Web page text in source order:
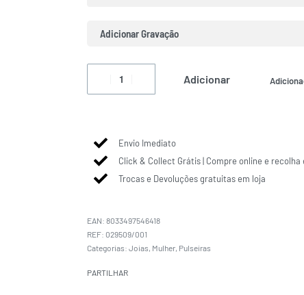
Adicionar Gravação
Adicionar
Envio Imediato
Click & Collect Grátis | Compre online e recolha
Trocas e Devoluções gratuitas em loja
EAN:8033497546418
029509/001
Categorias:Joias, Mulher, Pulseiras
PARTILHAR